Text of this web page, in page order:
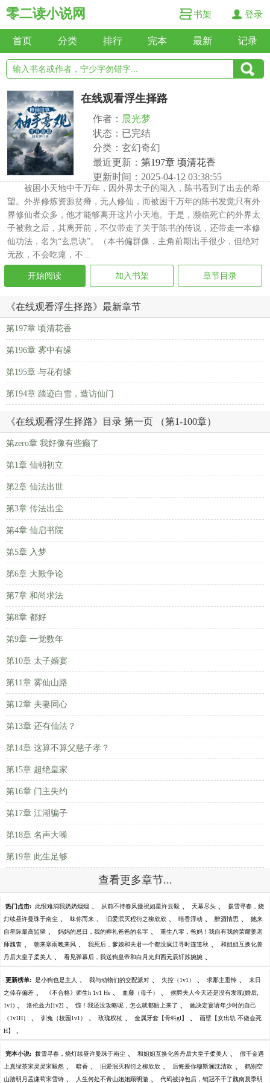
零二读小说网 书架 登录
首页 分类 排行 完本 最新 记录
在线观看浮生择路
作者： 晨光梦
状态：已完结
分类：玄幻奇幻
最近更新： 第197章 顷清花香
更新时间：2025-04-12 03:38:55
被困小天地中千万年，因外界太子的闯入，陈书看到了出去的希
望。外界修炼资源贫瘠，无人修仙，而被困千万年的陈书发觉只有外
界修仙者众多，他才能够离开这片小天地。于是，濒临死亡的外界太
子被救之后，其离开前，不仅带走了关于陈书的传说，还带走一本修
仙功法，名为“玄息诀”。（本书偏群像，主角前期出手很少，但绝对
无敌，不会吃瘪，不...
开始阅读 加入书架 章节目录
《在线观看浮生择路》最新章节
第197章 顷清花香
第196章 雾中有缘
第195章 与花有缘
第194章 踏迹白雪，造访仙门
《在线观看浮生择路》目录 第一页 （第1-100章）
第zero章 我好像有些癫了
第1章 仙朝初立
第2章 仙法出世
第3章 传法出尘
第4章 仙启书院
第5章 入梦
第6章 大殿争论
第7章 和尚求法
第8章 都好
第9章 一觉数年
第10章 太子婚宴
第11章 雾仙山路
第12章 夫妻同心
第13章 还有仙法？
第14章 这算不算父慈子孝？
第15章 超绝皇家
第16章 门主失约
第17章 江湖骗子
第18章 名声大噪
第19章 此生足够
查看更多章节...
热门点击: 此恨难消我奶奶烟烟 、 从前不待春风慢祝如星许云毅 、 天幕尽头 、 拨雪寻春，烧
灯续昼许曼珠于南尘 、 味你而来 、 旧爱泯灭程衍之柳欣欣 、 暗香浮动 、 醉酒情思 、 她来
自星际最高监狱 、 妈妈的忌日，我的葬礼爸爸的名字 、 重生八零，爸妈！我自有我的荣耀姜老
师魏杳 、 朝来寒雨晚来风 、 我死后，爹娘和夫君一个都没疯江寻时连道秋 、 和姐姐互换化兽
丹后大皇子柔美人 、 看见弹幕后，我送狗皇帝和白月光归西元辰轩苏婉婉 、
更新榜单: 是小狗也是主人 、 我与动物们的交配派对 、 失控（1v1） 、 求郡主垂怜 、 末日
之倖存偏差 、 《不合格》师生h 1v1 He 、 血藤（母子） 、 侯爵夫人今天还是没有发现(婚后,
1v1) 、 洛伦兹力[1v2] 、 惊！我还没攻略呢，怎么就都贴上来了 、 她决定宴请年少时的自己
（1v1H） 、 训兔（校园1v1） 、 玫瑰权杖 、 金属牙套【骨科gl】 、 画壁【女出轨 不做会死
H】 、
完本小说: 拨雪寻春，烧灯续昼许曼珠于南尘 、 和姐姐互换化兽丹后大皇子柔美人 、 假千金遇
上真绿茶宋灵灵宋毅然 、 暗香 、 旧爱泯灭程衍之柳欣欣 、 后悔爱你穆斯澜沈清欢 、 鹤别空
山踏明月孟谦荀宋雪诗 、 人生何处不青山姐姐顾明澈 、 代码被掉包后，销冠不干了魏南晨季明